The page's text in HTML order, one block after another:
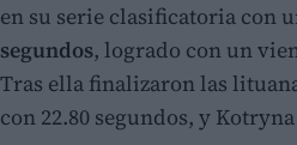
en su serie clasificatoria con
segundos, logrado con un
Tras ella finalizaron las
con 22.80 segundos, y